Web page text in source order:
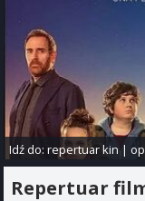
Idź do:repertuar kin|
Repertuar